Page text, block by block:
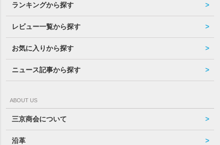
ランキングから探す
レビュー一覧から探す
お気に入りから探す
ニュース記事から探す
ABOUT US
三京商会について
沿革